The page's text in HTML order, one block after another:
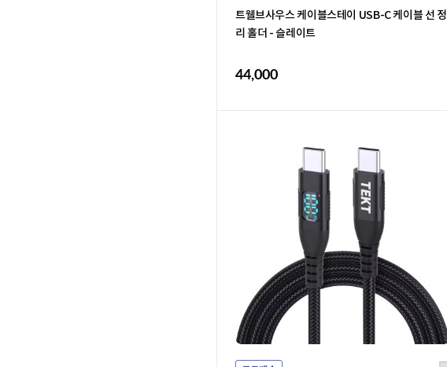
트웰브사우스 케이블스테이 USB-C 케이블 선 정
리 홀더 - 슬레이트
44,000